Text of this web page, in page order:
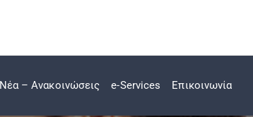
Νέα – Ανακοινώσεις e-Services Επικοινωνία